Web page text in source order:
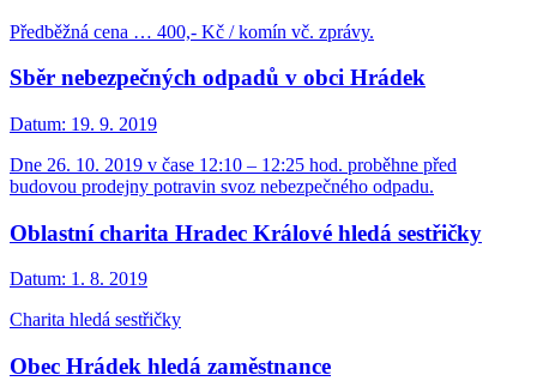
Předběžná cena … 400,- Kč / komín vč. zprávy.
Sběr nebezpečných odpadů v obci Hrádek
Datum: 19. 9. 2019
Dne 26. 10. 2019 v čase 12:10 – 12:25 hod. proběhne před
budovou prodejny potravin svoz nebezpečného odpadu.
Oblastní charita Hradec Králové hledá sestřičky
Datum: 1. 8. 2019
Charita hledá sestřičky
Obec Hrádek hledá zaměstnance